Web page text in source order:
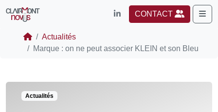
CONTACT
Actualités
Marque : on ne peut associer KLEIN et son Bleu
Actualités